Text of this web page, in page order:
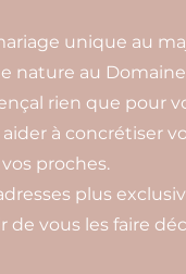
unique au
nature au
rien que pour
à concrétiser
proches.
plus
de vous les faire